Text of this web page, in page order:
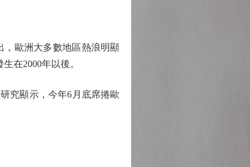
歐洲大多數地區熱浪明顯
在2000年以後。
究顯示，今年6月底席捲歐